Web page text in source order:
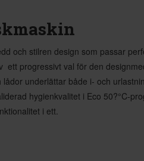
och stilren design som passar
ett progressivt val för den
underlättar både i- och
hygienkvalitet i Eco 50?°C-
i ett.